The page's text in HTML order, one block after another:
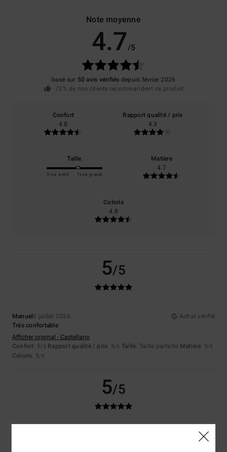
Note moyenne
4.7/5
basé sur 50 avis vérifiés depuis février 2026
72% de nos clients recommandent ce produit
Confort
4.8
Rapport qualité / prix
4.3
Taille
Trop petit Trop grand
Matière
4.7
Coloris
4.8
5/5
Manuel6 juillet 2026
Achat vérifié
Très confortable
Afficher original - Castellano
Confort: 5/5 Rapport qualité / prix: 5/5 Taille: Taille parfaite Matière: 5/5
Coloris: 5/5
5/5
Achat vérifié